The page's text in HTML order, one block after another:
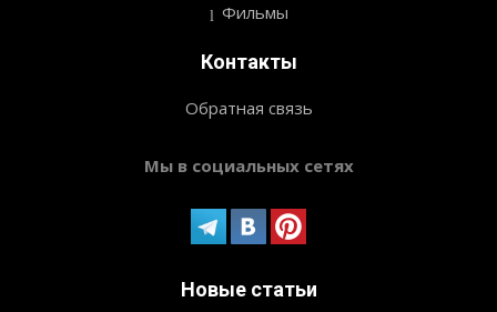
Фильмы
Контакты
Обратная связь
Мы в социальных сетях
Новые статьи